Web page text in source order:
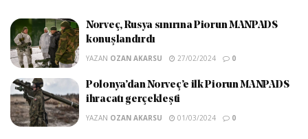
Norveç, Rusya sınırına Piorun MANPADS
konuşlandırdı
YAZAN OZAN AKARSU 27/02/2024 0
Polonya’dan Norveç’e ilk Piorun MANPADS
ihracatı gerçekleşti
YAZAN OZAN AKARSU 01/03/2024 0